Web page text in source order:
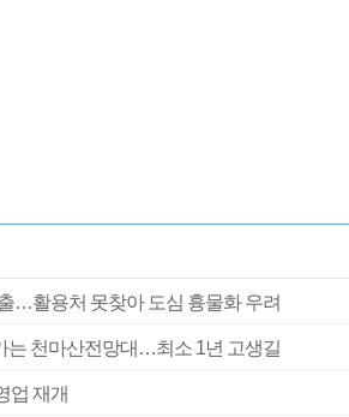
…활용처 못찾아 도심 흉물화 우려
는 천마산전망대…최소 1년 고생길
업 재개